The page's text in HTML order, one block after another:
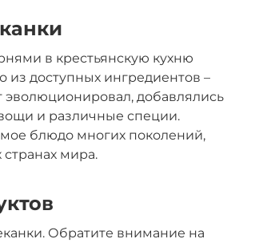
в крестьянскую кухню
из доступных ингредиентов –
эволюционировал, добавлялись
и различные специи.
блюдо многих поколений,
странах мира.
Обратите внимание на